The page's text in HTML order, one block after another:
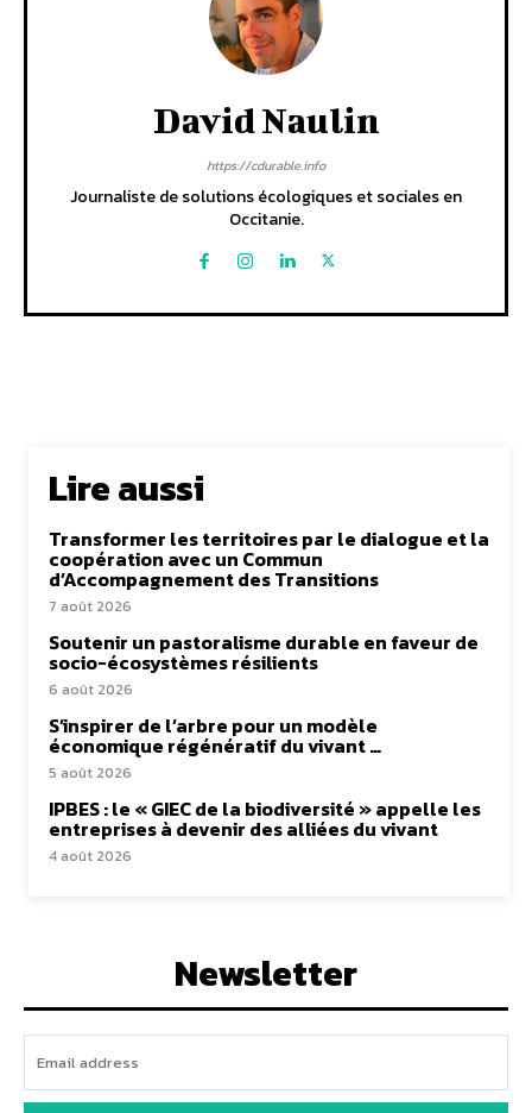
David Naulin
https://cdurable.info
Journaliste de solutions écologiques et sociales en
Occitanie.
Lire aussi
Transformer les territoires par le dialogue et la
coopération avec un Commun
d’Accompagnement des Transitions
7 août 2026
Soutenir un pastoralisme durable en faveur de
socio-écosystèmes résilients
6 août 2026
S’inspirer de l’arbre pour un modèle
économique régénératif du vivant …
5 août 2026
IPBES : le « GIEC de la biodiversité » appelle les
entreprises à devenir des alliées du vivant
4 août 2026
Newsletter